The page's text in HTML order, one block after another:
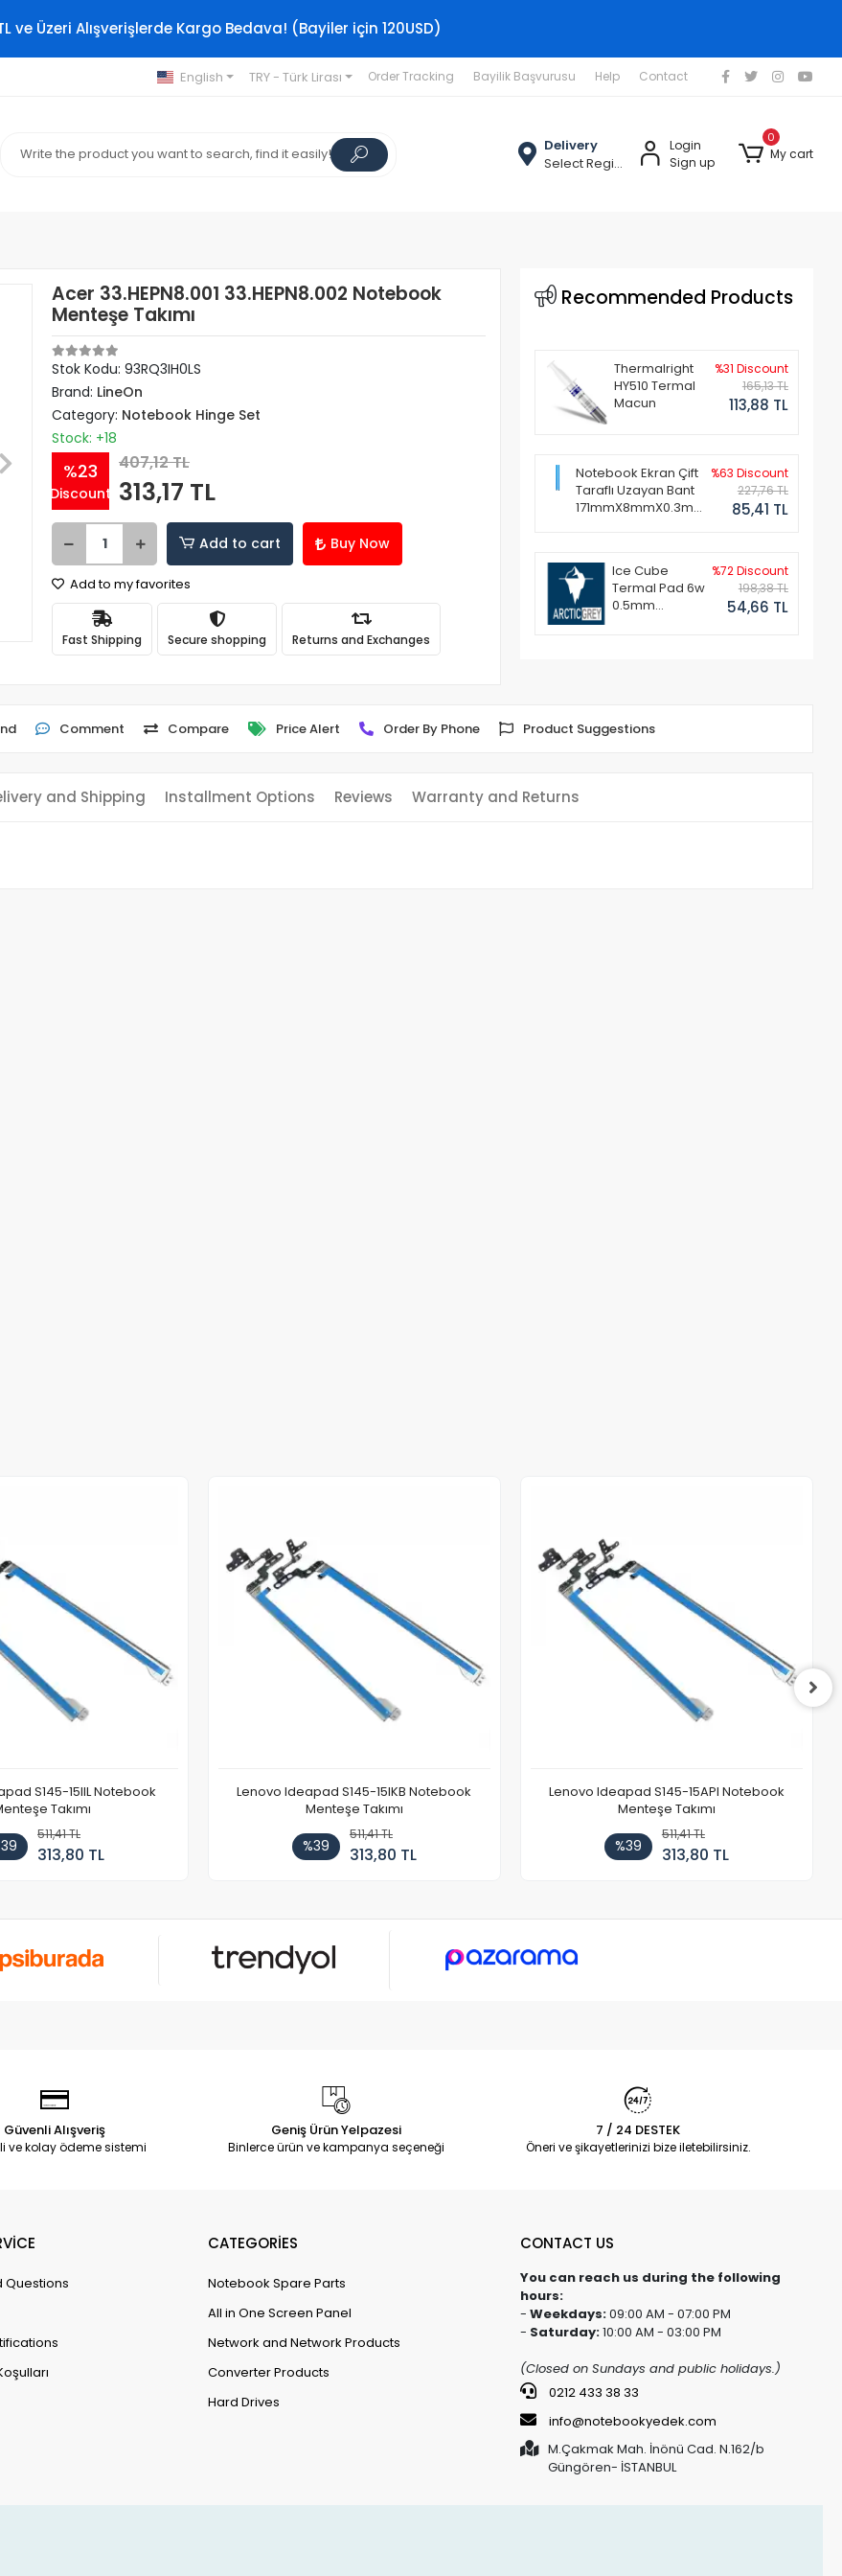
ve Üzeri Alışverişlerde Kargo Bedava! (Bayiler için 120USD)
English TRY - Türk Lirası Order Tracking Bayilik Başvurusu Help Contact
Delivery
Select Region
Login
Sign up
0
My cart
Acer 33.HEPN8.001 33.HEPN8.002 Notebook
Menteşe Takımı
Stok Kodu: 93RQ3IH0LS
Brand: LineOn
Category: Notebook Hinge Set
Stock: +18
%23
Discount
407,12 TL
313,17 TL
Add to cart Buy Now
Add to my favorites
Fast Shipping Secure shopping Returns and Exchanges
Recommended Products
Thermalright
HY510 Termal
Macun
%31 Discount
165,13 TL
113,88 TL
Notebook Ekran Çift
Taraflı Uzayan Bant
171mmX8mmX0.3mm
%63 Discount
227,76 TL
85,41 TL
Ice Cube
Termal Pad 6w
0.5mm
%72 Discount
198,38 TL
54,66 TL
Comment Compare Price Alert Order By Phone Product Suggestions
and Shipping Installment Options Reviews Warranty and Returns
S145-15IIL Notebook
Takımı
511,41 TL
313,80 TL
Lenovo Ideapad S145-15IKB Notebook
Menteşe Takımı
%39
511,41 TL
313,80 TL
Lenovo Ideapad S145-15API Notebook
Menteşe Takımı
%39
511,41 TL
313,80 TL
Güvenli Alışveriş
ve kolay ödeme sistemi
Geniş Ürün Yelpazesi
Binlerce ürün ve kampanya seçeneği
7 / 24 DESTEK
Öneri ve şikayetlerinizi bize iletebilirsiniz.
Questions
CATEGORİES
Notebook Spare Parts
All in One Screen Panel
Network and Network Products
Converter Products
Hard Drives
CONTACT US
You can reach us during the following
hours:
- Weekdays:09:00 AM - 07:00 PM
- Saturday:10:00 AM - 03:00 PM
(Closed on Sundays and public holidays.)
0212 433 38 33
info@notebookyedek.com
M.Çakmak Mah. İnönü Cad. N.162/b
Güngören- İSTANBUL